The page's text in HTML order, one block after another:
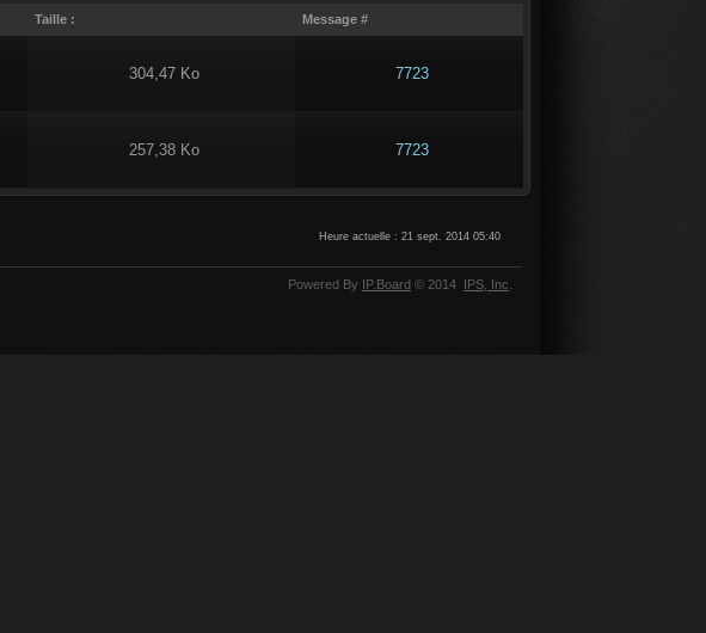
Taille : Message #
304,47 Ko 7723
257,38 Ko 7723
Heure actuelle : 21 sept. 2014 05:40
Powered By IP.Board © 2014 IPS, Inc